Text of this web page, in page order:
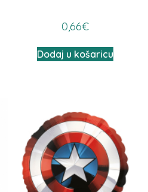
0,66€
Dodaj u košaricu